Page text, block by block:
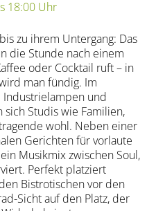
18:00 Uhr
zu ihrem Untergang: Das
die Stunde nach einem
oder Cocktail ruft – in
man fündig. Im
und
Studis wie Familien,
wohl. Neben einer
Gerichten für vorlaute
Musikmix zwischen Soul,
Perfekt platziert
Bistrotischen vor den
Sicht auf den Platz, der